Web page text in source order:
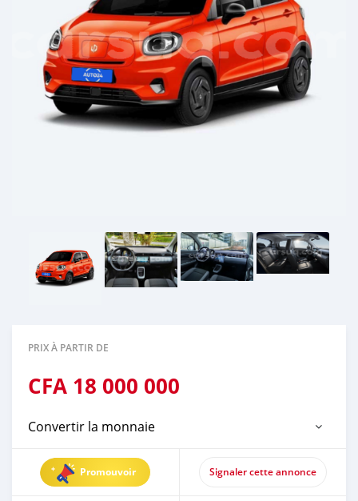
PRIX À PARTIR DE
CFA 18 000 000
Convertir la monnaie
Promouvoir Signaler cette annonce